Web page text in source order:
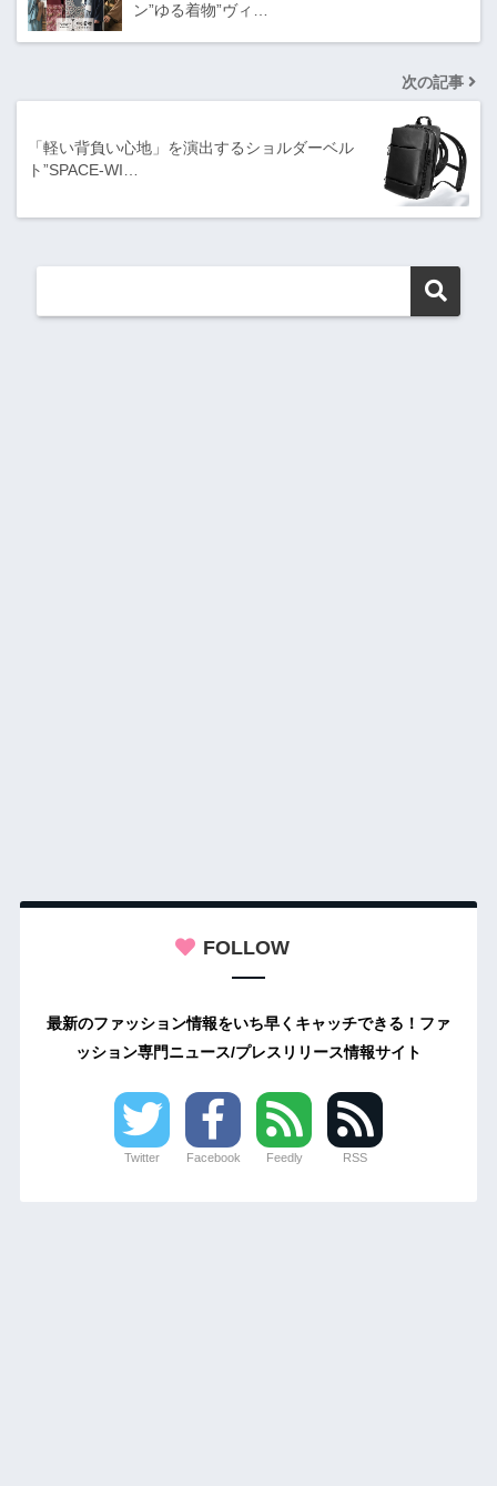
ン”ゆる着物”ヴィ…
次の記事
「軽い背負い心地」を演出するショルダーベル
ト”SPACE-WI…
FOLLOW
最新のファッション情報をいち早くキャッチできる！ファ
ッション専門ニュース/プレスリリース情報サイト
Twitter Facebook Feedly RSS